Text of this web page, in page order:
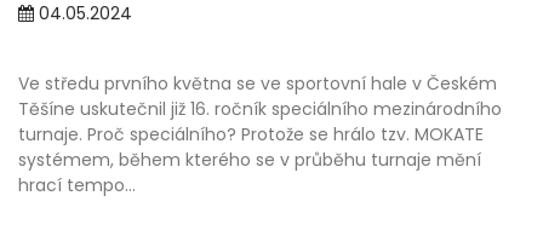
04.05.2024
Ve středu prvního května se ve sportovní hale v Českém
Těšíne uskutečnil již 16. ročník speciálního mezinárodního
turnaje. Proč speciálního? Protože se hrálo tzv. MOKATE
systémem, během kterého se v průběhu turnaje mění
hrací tempo...